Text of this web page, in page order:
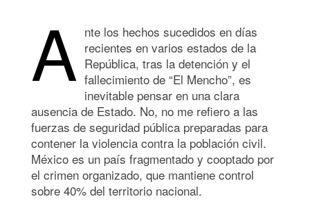
A nte los hechos sucedidos en días
recientes en varios estados de la
República, tras la detención y el
fallecimiento de “El Mencho”, es
inevitable pensar en una clara
ausencia de Estado. No, no me refiero a las
fuerzas de seguridad pública preparadas para
contener la violencia contra la población civil.
México es un país fragmentado y cooptado por
el crimen organizado, que mantiene control
sobre 40% del territorio nacional.